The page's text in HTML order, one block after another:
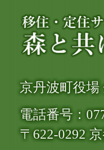
移
住・
住
サ
イ
ト
京丹波町役
電話番号：
〒622-0292